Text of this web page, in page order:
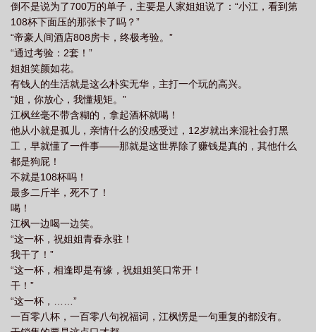
倒不是说为了700万的单子，主要是人家姐姐说了：“小江，看到第
108杯下面压的那张卡了吗？”
“帝豪人间酒店808房卡，终极考验。”
“通过考验：2套！”
姐姐笑颜如花。
有钱人的生活就是这么朴实无华，主打一个玩的高兴。
“姐，你放心，我懂规矩。”
江枫丝毫不带含糊的，拿起酒杯就喝！
他从小就是孤儿，亲情什么的没感受过，12岁就出来混社会打黑
工，早就懂了一件事——那就是这世界除了赚钱是真的，其他什么
都是狗屁！
不就是108杯吗！
最多二斤半，死不了！
喝！
江枫一边喝一边笑。
“这一杯，祝姐姐青春永驻！
我干了！”
“这一杯，相逢即是有缘，祝姐姐笑口常开！
干！”
“这一杯，……”
一百零八杯，一百零八句祝福词，江枫愣是一句重复的都没有。